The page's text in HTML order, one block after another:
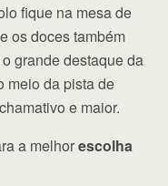
fique na mesa de
os doces também
grande destaque da
meio da pista de
e maior.
a melhorescolha